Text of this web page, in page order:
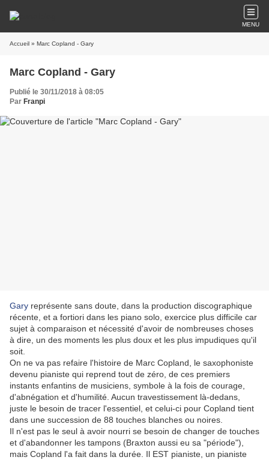
MENU
Accueil » Marc Copland - Gary
Marc Copland - Gary
Publié le 30/11/2018 à 08:05
Par Franpi
Gary représente sans doute, dans la production discographique
récente, et a fortiori dans les piano solo, exercice plus difficile car
sujet à comparaison et nécessité d'avoir de nombreuses choses
à dire, un des moments les plus doux et les plus impudiques qu'il
soit.
On ne va pas refaire l'histoire de Marc Copland, le saxophoniste
devenu pianiste qui reprend tout de zéro, de ces premiers
instants enfantins de musiciens, symbole à la fois de courage,
d'abnégation et d'humilité. Aucun travestissement là-dedans,
juste le besoin de tracer l'essentiel, et celui-ci pour Copland tient
dans une succession de 88 touches blanches ou noires.
Il n'est pas le seul à avoir nourri se besoin de changer de touches
et d'abandonner les tampons (Braxton aussi eu sa "période"),
mais Copland l'a fait dans la durée. Il EST pianiste, un pianiste